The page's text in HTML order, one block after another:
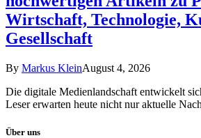
Wirtschaft, Technologie,
Gesellschaft
By Markus KleinAugust 4, 2026
Die digitale Medienlandschaft entwickelt
Leser erwarten heute nicht nur aktuelle
Über uns